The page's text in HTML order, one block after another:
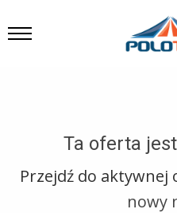
Ta oferta
przejdź do
nowy